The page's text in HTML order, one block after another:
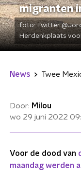
migranten
foto:Twitter
Herdenkplaats
News
Door: Milou
wo 29 juni 2022
Voor de dood van
maandag werden